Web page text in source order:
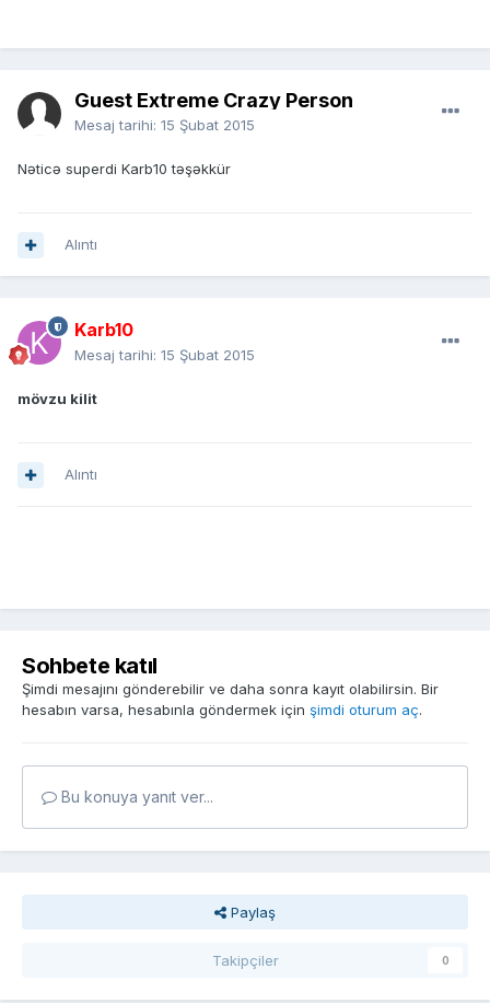
Guest Extreme Crazy Person
Mesaj tarihi: 15 Şubat 2015
Nəticə superdi Karb10 təşəkkür
Alıntı
Karb10
Mesaj tarihi: 15 Şubat 2015
mövzu kilit
Alıntı
Sohbete katıl
Şimdi mesajını gönderebilir ve daha sonra kayıt olabilirsin. Bir
hesabın varsa, hesabınla göndermek için şimdi oturum aç.
Bu konuya yanıt ver...
Paylaş
Takipçiler 0